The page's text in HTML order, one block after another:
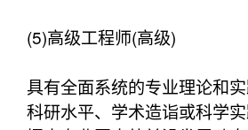
(5)高级工程师(高级)
具有全面系统的专业理论和
科研水平、学术造诣或科学